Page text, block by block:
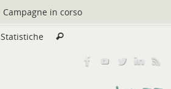
Campagne in corso
Statistiche Cerca